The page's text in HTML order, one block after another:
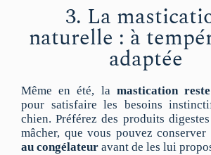
3. La
naturelle : à
adaptée
Même en été, la mastication
pour satisfaire les besoins
chien. Préférez des produits
mâcher, que vous pouvez conserver
au congélateur avant de les lui